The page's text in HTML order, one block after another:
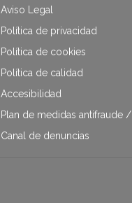
Aviso Legal
Política de privacidad
Política de cookies
Política de calidad
Accesibilidad
Plan de medidas antifraude /
Canal de denuncias